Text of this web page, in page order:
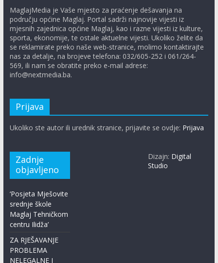
MaglajMedia je Vaše mjesto za praćenje dešavanja na
području općine Maglaj. Portal sadrži najnovije vijesti iz
mjesnih zajednica općine Maglaj, kao i razne vijesti iz kulture,
sporta, ekonomije, te ostale aktuelne vijesti. Ukoliko želite da
se reklamirate preko naše web-stranice, molimo kontaktirajte
nas za detalje, na brojeve telefona: 032/605-252 i 061/264-
569, ili nam se obratite preko e-mail adrese:
info@nextmedia.ba.
Prijava
Ukoliko ste autor ili urednik stranice, prijavite se ovdje: Prijava
Zadnje
objavljeno
‘Posjeta Mješovite
srednje škole
Maglaj Tehničkom
centru Ilidža’
ZA RJEŠAVANJE
PROBLEMA
NELEGALNE I
Dizajn: Digital
Studio